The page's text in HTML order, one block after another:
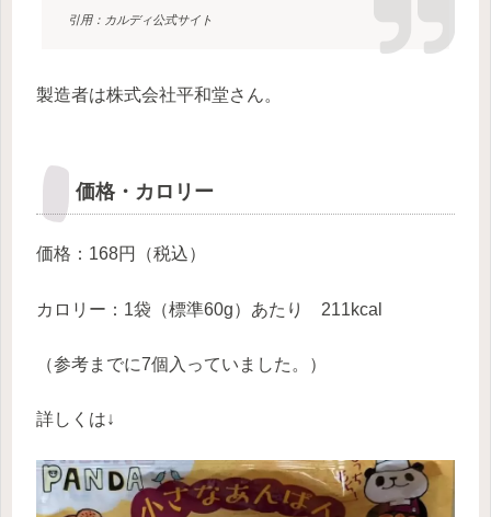
引用：カルディ公式サイト
製造者は株式会社平和堂さん。
価格・カロリー
価格：168円（税込）
カロリー：1袋（標準60g）あたり 211kcal
（参考までに7個入っていました。）
詳しくは↓